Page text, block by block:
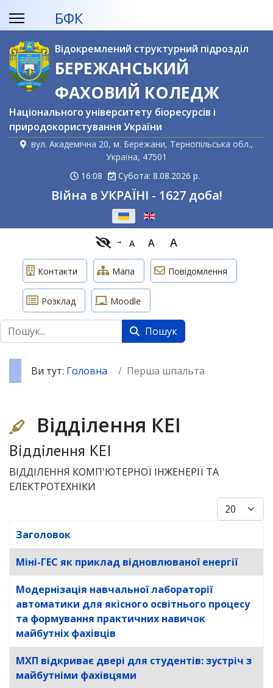
БФК
Відокремлений структурний підрозділ
БЕРЕЖАНСЬКИЙ
ФАХОВИЙ КОЛЕДЖ
Національного університету біоресурсів і
природокористування України
вул. Академічна 20, м. Бережани, Тернопільська обл.,
Україна, 47501
16:08
Субота: 8.08.2026 р.
Війна в УКРАЇНІ - 1627 доба!
A A A
Контакти Мапа Повідомлення
Розклад Moodle
Пошук Пошук
Ви тут: Головна Перша шпальта
Відділення КЕІ
Відділення КЕІ
ВІДДІЛЕННЯ КОМП'ЮТЕРНОЇ ІНЖЕНЕРІЇ ТА
ЕЛЕКТРОТЕХНІКИ
Показувати
Заголовок
Міні-ГЕС як приклад відновлюваної енергії
Модернізація навчальної лабораторії
автоматики для якісного освітнього процесу
та формування практичних навичок
майбутніх фахівців
МХП відкриває двері для студентів: зустріч з
майбутніми фахівцями